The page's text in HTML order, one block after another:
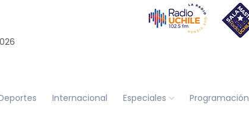
Internacional Especiales Programación